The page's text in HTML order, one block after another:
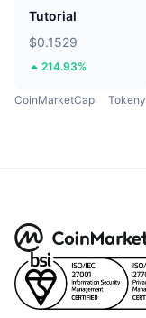
Tutorial
$0.1529
214.93%
CoinMarketCap Tokeny